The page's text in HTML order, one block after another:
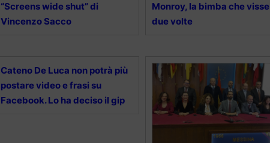
“Screens wide shut” di
Vincenzo Sacco
Monroy, la bimba che visse
due volte
Cateno De Luca non potrà più
postare video e frasi su
Facebook. Lo ha deciso il gip